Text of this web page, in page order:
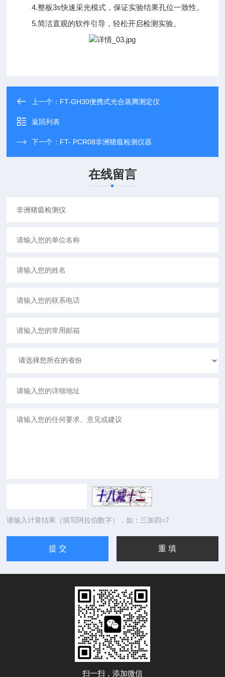
4.整板3s快速采光模式，保证实验结果孔位一致性。
5.简洁直观的软件引导，轻松开启检测实验。
上一个： FT-GH30便携式光合蒸腾测定仪
返回列表
下一个： FT- PCR08非洲猪瘟检测仪器
在线留言
请输入计算结果（填写阿拉伯数字），如：三加四=7
扫一扫，添加微信